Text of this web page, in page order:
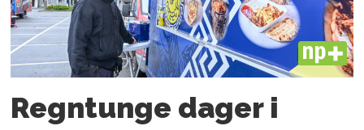
PLUS
Regntunge dager i